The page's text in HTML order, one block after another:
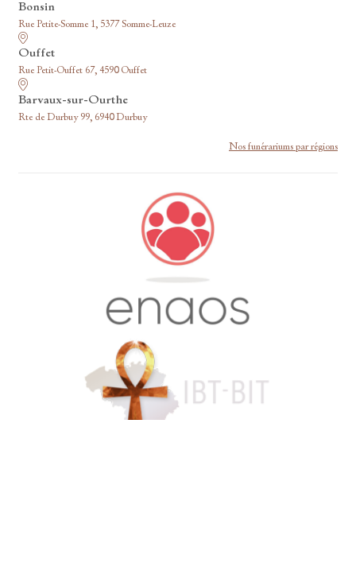
Bonsin
Rue Petite-Somme 1, 5377 Somme-Leuze
Ouffet
Rue Petit-Ouffet 67, 4590 Ouffet
Barvaux-sur-Ourthe
Rte de Durbuy 99, 6940 Durbuy
Nos funérariums par régions